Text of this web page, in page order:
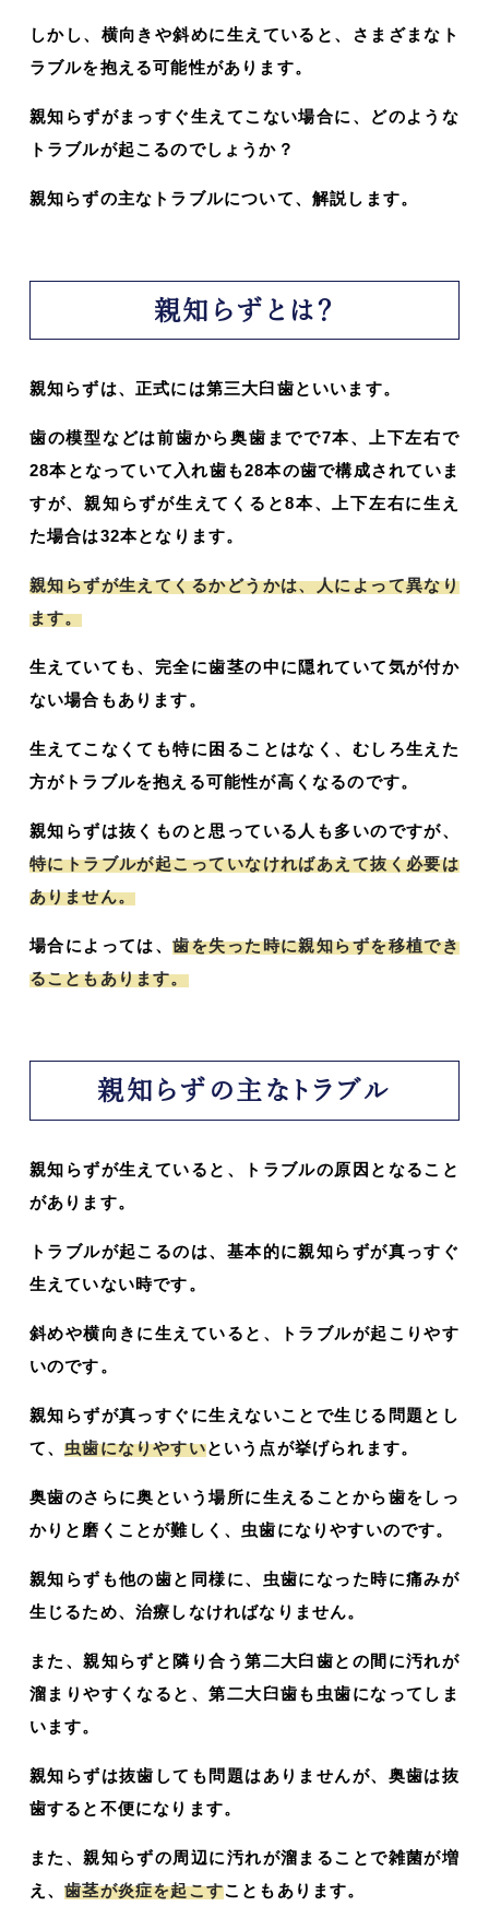
しかし、横向きや斜めに生えていると、さまざまなト
ラブルを抱える可能性があります。
親知らずがまっすぐ生えてこない場合に、どのような
トラブルが起こるのでしょうか？
親知らずの主なトラブルについて、解説します。
親知らずとは？
親知らずは、正式には第三大臼歯といいます。
歯の模型などは前歯から奥歯までで7本、上下左右で
28本となっていて入れ歯も28本の歯で構成されていま
すが、親知らずが生えてくると8本、上下左右に生え
た場合は32本となります。
親知らずが生えてくるかどうかは、人によって異なり
ます。
生えていても、完全に歯茎の中に隠れていて気が付か
ない場合もあります。
生えてこなくても特に困ることはなく、むしろ生えた
方がトラブルを抱える可能性が高くなるのです。
親知らずは抜くものと思っている人も多いのですが、
特にトラブルが起こっていなければあえて抜く必要は
ありません。
場合によっては、歯を失った時に親知らずを移植でき
ることもあります。
親知らずの主なトラブル
親知らずが生えていると、トラブルの原因となること
があります。
トラブルが起こるのは、基本的に親知らずが真っすぐ
生えていない時です。
斜めや横向きに生えていると、トラブルが起こりやす
いのです。
親知らずが真っすぐに生えないことで生じる問題とし
て、虫歯になりやすいという点が挙げられます。
奥歯のさらに奥という場所に生えることから歯をしっ
かりと磨くことが難しく、虫歯になりやすいのです。
親知らずも他の歯と同様に、虫歯になった時に痛みが
生じるため、治療しなければなりません。
また、親知らずと隣り合う第二大臼歯との間に汚れが
溜まりやすくなると、第二大臼歯も虫歯になってしま
います。
親知らずは抜歯しても問題はありませんが、奥歯は抜
歯すると不便になります。
また、親知らずの周辺に汚れが溜まることで雑菌が増
え、歯茎が炎症を起こすこともあります。